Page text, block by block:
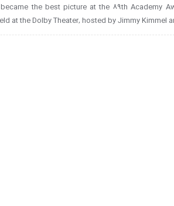
the best picture at the 89th Academy
at the Dolby Theater, hosted by Jimmy Kimmel